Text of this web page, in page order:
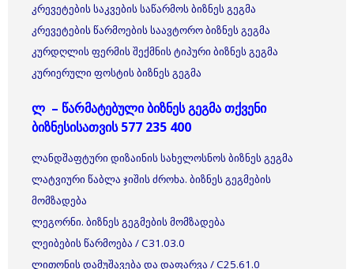
კრევეტების საკვების საწარმოს ბიზნეს გეგმა
კრევეტების წარმოების საავტორო ბიზნეს გეგმა
კურდღლის ფერმის შექმნის ტიპური ბიზნეს გეგმა
კურიერული ფოსტის ბიზნეს გეგმა
ლ – წარმატებული ბიზნეს გეგმა თქვენი
ბიზნესისათვის 577 235 400
ლანდშაფტური დიზაინის სახელოსნოს ბიზნეს გეგმა
ლატვიური წაბლა ჯიშის ძროხა. ბიზნეს გეგმების
მომზადება
ლეგორნი. ბიზნეს გეგმების მომზადება
ლეიბების წარმოება / C31.03.0
ლითონის დამუშავება და დაფარვა / C25.61.0